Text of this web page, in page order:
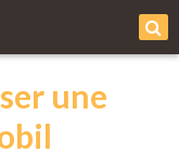
une